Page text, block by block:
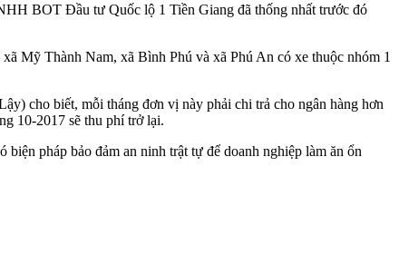
BOT Đầu tư Quốc lộ 1 Tiền Giang đã thống nhất trước đó
Mỹ Thành Nam, xã Bình Phú và xã Phú An có xe thuộc nhóm 1
cho biết, mỗi tháng đơn vị này phải chi trả cho ngân hàng hơn
10-2017 sẽ thu phí trở lại.
pháp bảo đảm an ninh trật tự để doanh nghiệp làm ăn ổn